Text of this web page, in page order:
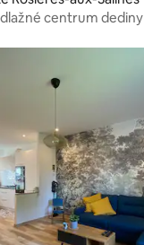
centrum dediny